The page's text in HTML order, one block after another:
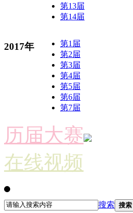
第13届
第14届
2017年
第1届
第2届
第3届
第4届
第5届
第6届
第7届
历届大赛
在线视频
搜索 搜索